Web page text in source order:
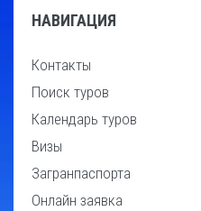
НАВИГАЦИЯ
Контакты
Поиск туров
Календарь туров
Визы
Загранпаспорта
Онлайн заявка